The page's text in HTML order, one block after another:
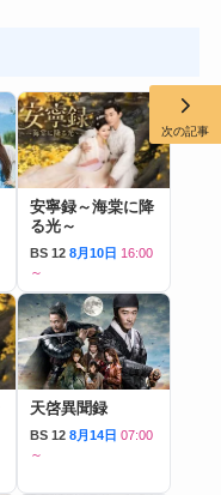
安寧録～海棠に降
る光～
BS 12 8月10日 16:00
～
天啓異聞録
BS 12 8月14日 07:00
～
次の記事